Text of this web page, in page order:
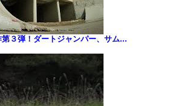
３弾！ダートジャンパー、サム...